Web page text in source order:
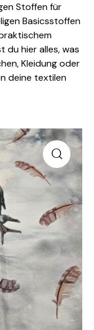
Stoffen für
Basicsstoffen
du hier alles, was
Kleidung oder
deine textilen